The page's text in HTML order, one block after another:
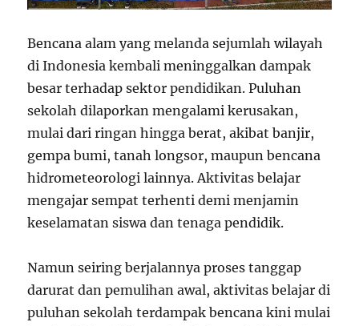
Bencana alam yang melanda sejumlah wilayah
di Indonesia kembali meninggalkan dampak
besar terhadap sektor pendidikan. Puluhan
sekolah dilaporkan mengalami kerusakan,
mulai dari ringan hingga berat, akibat banjir,
gempa bumi, tanah longsor, maupun bencana
hidrometeorologi lainnya. Aktivitas belajar
mengajar sempat terhenti demi menjamin
keselamatan siswa dan tenaga pendidik.
Namun seiring berjalannya proses tanggap
darurat dan pemulihan awal, aktivitas belajar di
puluhan sekolah terdampak bencana kini mulai